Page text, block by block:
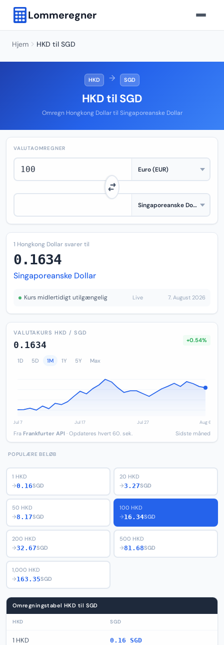
Lommeregner
Hjem HKD til SGD
HKD → SGD
HKD til SGD
Omregn Hongkong Dollar til Singaporeanske Dollar
VALUTAOMREGNER
1 Hongkong Dollar svarer til
0.1634
Singaporeanske Dollar
Kurs midlertidigt utilgængelig Live 7. August 2026
VALUTAKURS HKD / SGD
0.1634 +0.54%
1D 5D 1M 1Y 5Y Max
Fra Frankfurter API · Opdateres hvert 60. sek. Sidste måned
POPULÆRE BELØB
1 HKD
→0.16SGD
20 HKD
→3.27SGD
50 HKD
→8.17SGD
100 HKD
→16.34SGD
200 HKD
→32.67SGD
500 HKD
→81.68SGD
1,000 HKD
→163.35SGD
Omregningstabel HKD til SGD
HKD SGD
1 HKD 0.16 SGD